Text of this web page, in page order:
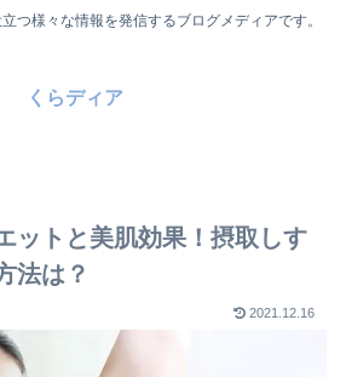
つ様々な情報を発信するブログメディアです。
くらディア
ットと美肌効果！摂取しす
法は？
2021.12.16